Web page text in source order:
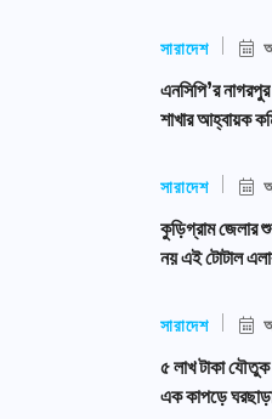
সারাদেশ
এনসিপি’র
শাখার আহ্বায়ক
সারাদেশ
কুড়িগ্রাম জেলার
নয় এই টোটাল
সারাদেশ
৫ লাখ টাকা যৌতুক
এক কাপড়ে